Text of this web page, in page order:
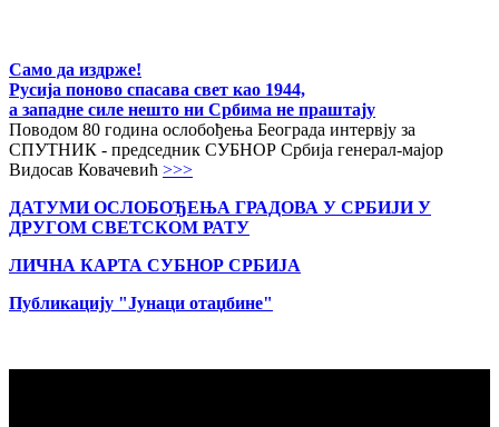
Само да издрже!
Русија поново спасава свет као 1944,
а западне силе нешто ни Србима не праштају
Поводом 80 година ослобођења Београда интервју за
СПУТНИК - председник СУБНОР Србија генерал-мајор
Видосав Ковачевић >>>
ДАТУМИ ОСЛОБОЂЕЊА ГРАДОВА У СРБИЈИ У
ДРУГОМ СВЕТСКОМ РАТУ
ЛИЧНА КАРТА СУБНОР СРБИЈА
Публикацију "Јунаци отаџбине"